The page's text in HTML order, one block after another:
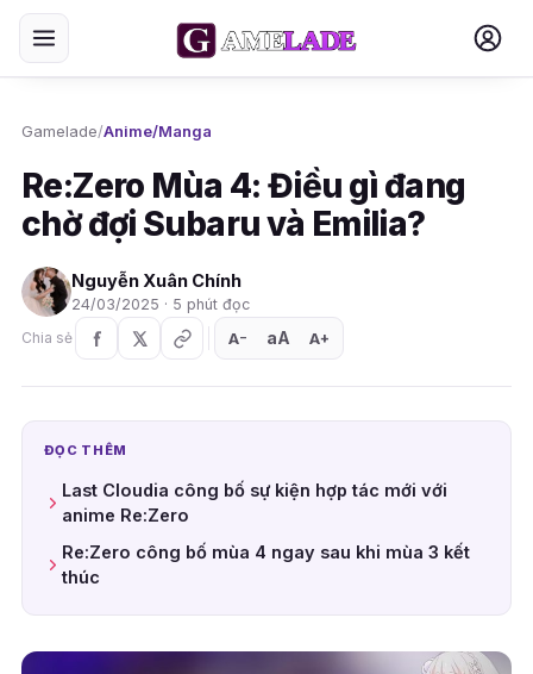
Gamelade/Anime/Manga
Re:Zero Mùa 4: Điều gì đang
chờ đợi Subaru và Emilia?
Nguyễn Xuân Chính
24/03/2025 · 5 phút đọc
Chia sẻ
A− aA A+
ĐỌC THÊM
Last Cloudia công bố sự kiện hợp tác mới với
anime Re:Zero
Re:Zero công bố mùa 4 ngay sau khi mùa 3 kết
thúc